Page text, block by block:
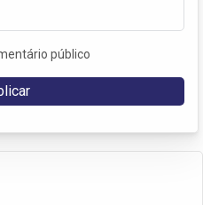
público